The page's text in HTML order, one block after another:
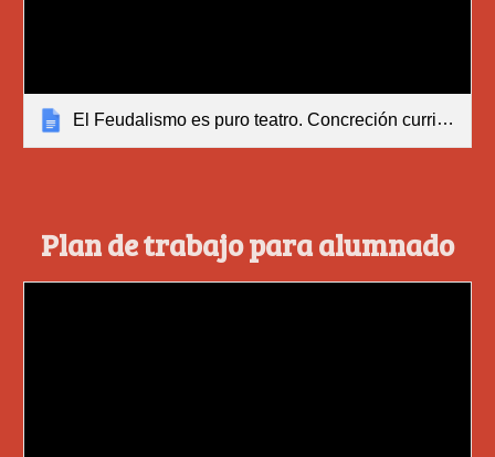
El Feudalismo es puro teatro. Concreción curricular.docx
Plan de trabajo para alumnado